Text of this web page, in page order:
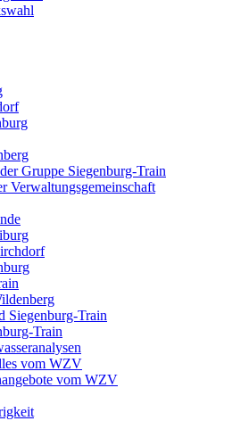
Gruppe Siegenburg-Train
Verwaltungsgemeinschaft
Siegenburg-Train
Train
vom WZV
vom WZV